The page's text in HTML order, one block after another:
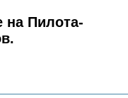
на Пилота-